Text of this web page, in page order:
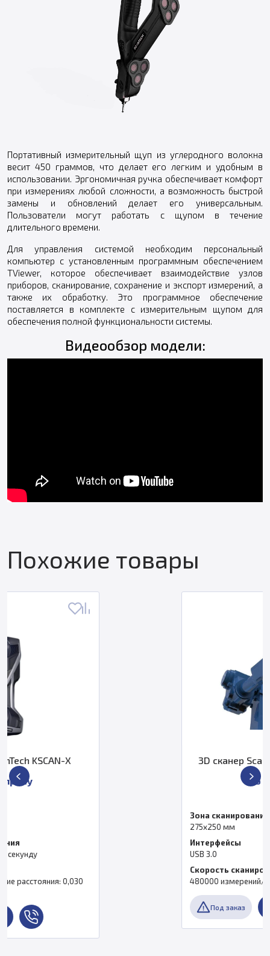
Портативный измерительный щуп из углеродного волокна
весит 450 граммов, что делает его легким и удобным в
использовании. Эргономичная ручка обеспечивает комфорт
при измерениях любой сложности, а возможность быстрой
замены и обновлений делает его универсальным.
Пользователи могут работать с щупом в течение
длительного времени.
Для управления системой необходим персональный
компьютер с установленным программным обеспечением
TViewer, которое обеспечивает взаимодействие узлов
приборов, сканирование, сохранение и экспорт измерений, а
также их обработку. Это программное обеспечение
поставляется в комплекте с измерительным щупом для
обеспечения полной функциональности системы.
Видеообзор модели:
Похожие товары
3D сканер ScanTech AutoScan-T22
Скорость сканирования